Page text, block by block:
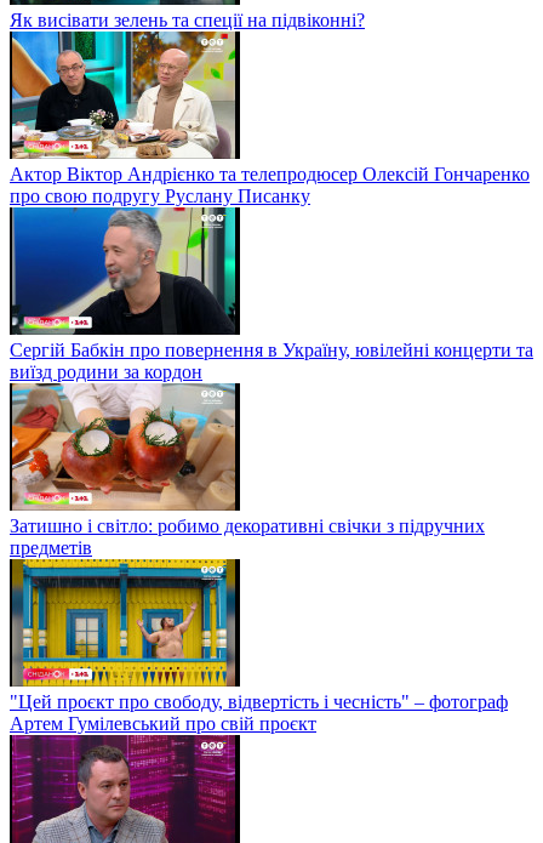
Як висівати зелень та спеції на підвіконні?
Актор Віктор Андрієнко та телепродюсер Олексій Гончаренко
про свою подругу Руслану Писанку
Сергій Бабкін про повернення в Україну, ювілейні концерти та
виїзд родини за кордон
Затишно і світло: робимо декоративні свічки з підручних
предметів
"Цей проєкт про свободу, відвертість і чесність" – фотограф
Артем Гумілевський про свій проєкт